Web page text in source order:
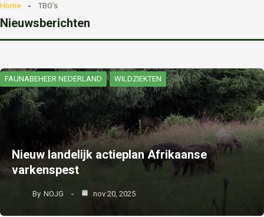
Home TBO’s
Nieuwsberichten
FAUNABEHEER NEDERLAND WILDZIEKTEN
Nieuw landelijk actieplan Afrikaanse
varkenspest
By NOJG nov 20, 2025